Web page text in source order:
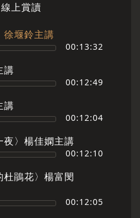
上賞讀
徐堰鈴主講
00:13:32
講
00:12:49
講
00:12:04
夜〉楊佳嫻主講
00:12:10
杜鵑花〉楊富閔
00:12:05